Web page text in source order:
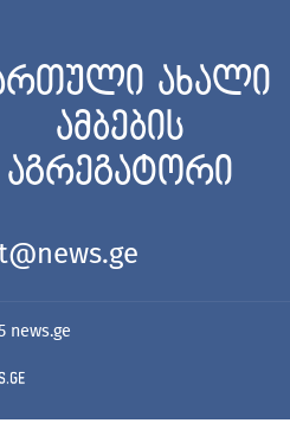
ახალი
ამბების
აგრეგატორი
news.ge